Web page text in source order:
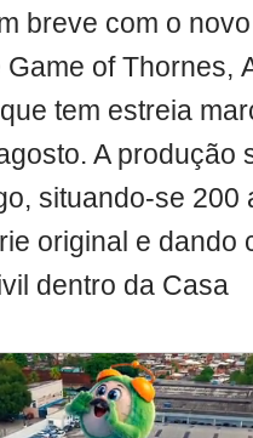
breve com o novo
of Thornes,
tem estreia
A produção
situando-se 200
original e dando
dentro da Casa